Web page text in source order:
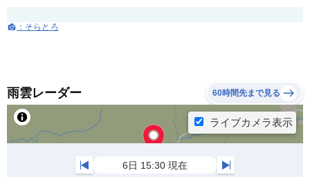
：そらとろ
雨雲レーダー 60時間先まで見る